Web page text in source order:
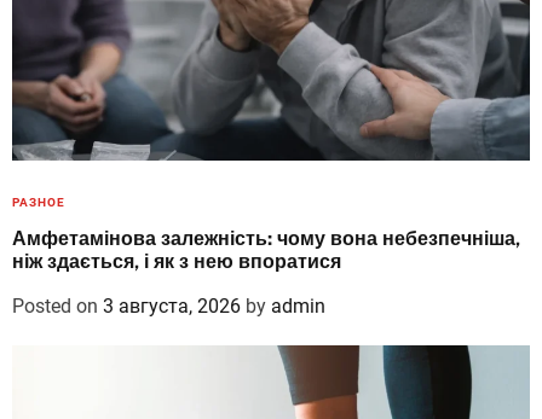
РАЗНОЕ
Амфетамінова залежність: чому вона небезпечніша,
ніж здається, і як з нею впоратися
Posted on 3 августа, 2026 by admin